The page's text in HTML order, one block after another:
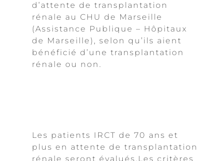
d’attente de transplantation
rénale au CHU de Marseille
(Assistance Publique – Hôpitaux
de Marseille), selon qu’ils aient
bénéficié d’une transplantation
rénale ou non.
Les patients IRCT de 70 ans et
plus en attente de transplantation
rénale seront évalués.Les critères